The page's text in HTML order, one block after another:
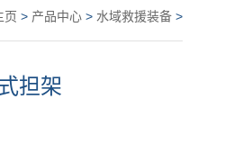
页 > 产品中心 > 水域救援装备 >
担架